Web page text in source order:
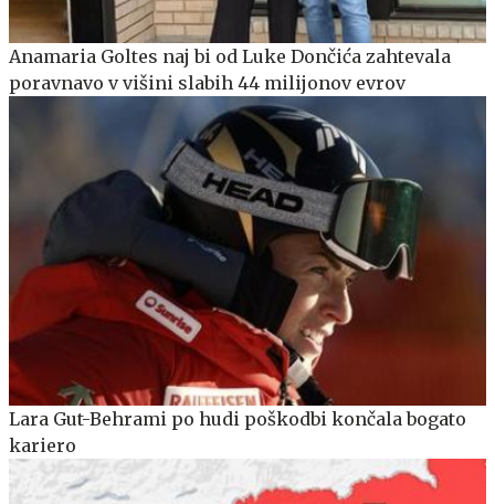
Anamaria Goltes naj bi od Luke Dončića zahtevala
poravnavo v višini slabih 44 milijonov evrov
Lara Gut-Behrami po hudi poškodbi končala bogato
kariero